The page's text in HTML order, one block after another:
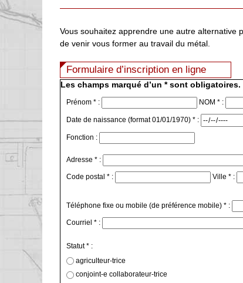
Vous souhaitez apprendre une autre alternative
de venir vous former au travail du métal.
Formulaire d’inscription en ligne
Les champs marqué d’un * sont obligatoires.
Prénom * : NOM * :
Date de naissance (format 01/01/1970) * :
Fonction :
Adresse * :
Code postal * : Ville * :
Téléphone fixe ou mobile (de préférence mobile) * :
Courriel * :
Statut * :
agriculteur-trice
conjoint-e collaborateur-trice